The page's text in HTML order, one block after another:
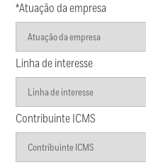
*Atuação da empresa
Linha de interesse
Contribuinte ICMS